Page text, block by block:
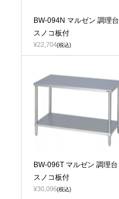
BW-094N マルゼン 調理台
スノコ板付
¥22,704(税込)
BW-096T マルゼン 調理台
スノコ板付
¥30,096(税込)